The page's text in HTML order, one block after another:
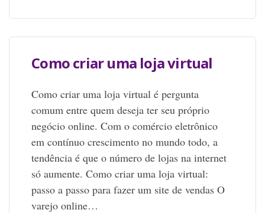
Como criar uma loja virtual
Como criar uma loja virtual é pergunta
comum entre quem deseja ter seu próprio
negócio online. Com o comércio eletrônico
em contínuo crescimento no mundo todo, a
tendência é que o número de lojas na internet
só aumente. Como criar uma loja virtual:
passo a passo para fazer um site de vendas O
varejo online…